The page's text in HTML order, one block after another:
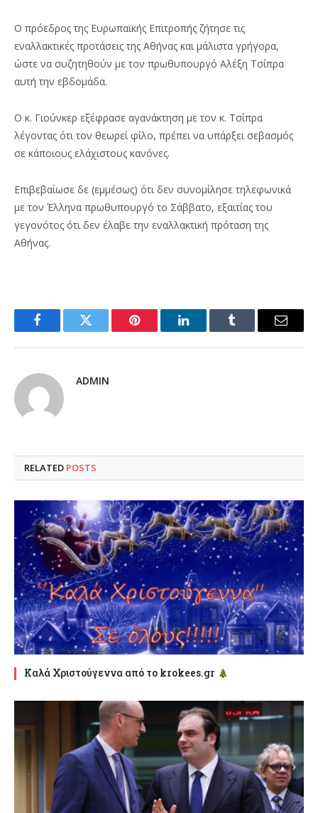
Ο πρόεδρος της Ευρωπαϊκής Επιτροπής ζήτησε τις
εναλλακτικές προτάσεις της Αθήνας και μάλιστα γρήγορα,
ώστε να συζητηθούν με τον πρωθυπουργό Αλέξη Τσίπρα
αυτή την εβδομάδα.
Ο κ. Γιούνκερ εξέφρασε αγανάκτηση με τον κ. Τσίπρα
λέγοντας ότι τον θεωρεί φίλο, πρέπει να υπάρξει σεβασμός
σε κάποιους ελάχιστους κανόνες.
Επιβεβαίωσε δε (εμμέσως) ότι δεν συνομίλησε τηλεφωνικά
με τον Έλληνα πρωθυπουργό το Σάββατο, εξαιτίας του
γεγονότος ότι δεν έλαβε την εναλλακτική πρόταση της
Αθήνας.
FacebookTwitter Pinterest LinkedInTumblr Email
ADMIN
RELATED POSTS
Καλά Χριστούγεννα από το krokees.gr